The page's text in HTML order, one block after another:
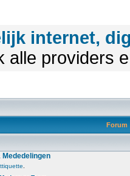
internet,
alle providers
Forum
Mededelingen